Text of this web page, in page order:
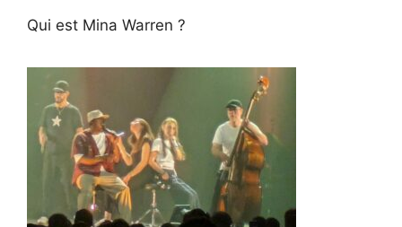
Qui est Mina Warren ?